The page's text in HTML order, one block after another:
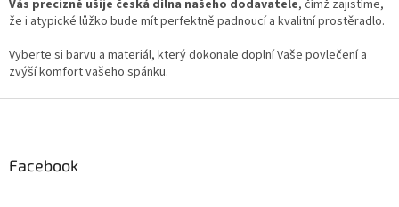
Vás precizně ušije česká dílna našeho dodavatele, čímž zajistíme,
že i atypické lůžko bude mít perfektně padnoucí a kvalitní prostěradlo.
Vyberte si barvu a materiál, který dokonale doplní Vaše povlečení a
zvýší komfort vašeho spánku.
Facebook